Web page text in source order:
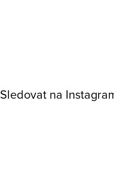
Sledovat na